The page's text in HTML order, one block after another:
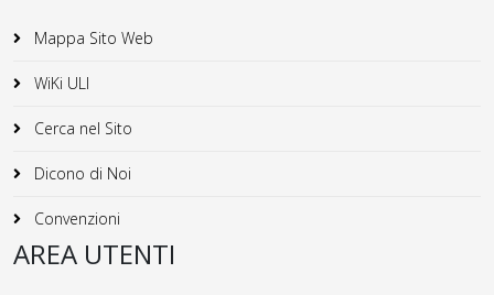
Mappa Sito Web
WiKi ULI
Cerca nel Sito
Dicono di Noi
Convenzioni
AREA UTENTI